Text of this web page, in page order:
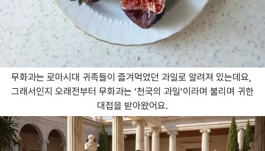
무화과는 로마시대 귀족들이 즐겨먹었던 과일로 알려져 있는데요,
그래서인지 오래전부터 무화과는 ‘천국의 과일’이라며 불리며 귀한
대접을 받아왔어요.